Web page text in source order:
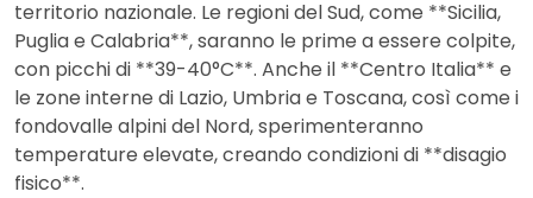
territorio nazionale. Le regioni del Sud, come **Sicilia,
Puglia e Calabria**, saranno le prime a essere colpite,
con picchi di **39-40°C**. Anche il **Centro Italia** e
le zone interne di Lazio, Umbria e Toscana, così come i
fondovalle alpini del Nord, sperimenteranno
temperature elevate, creando condizioni di **disagio
fisico**.